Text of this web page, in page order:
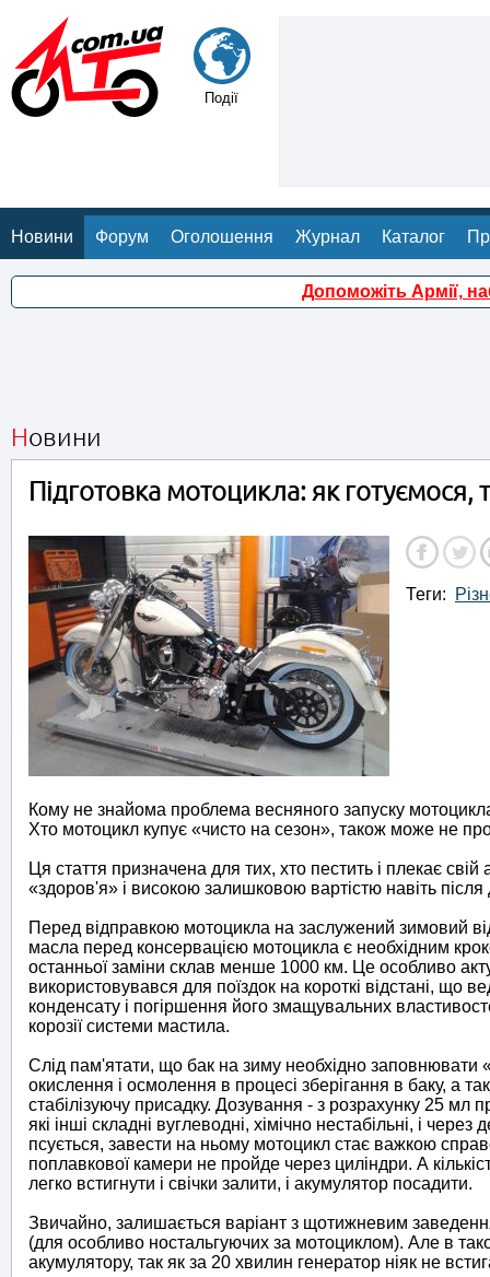
Події
Новини Форум Оголошення Журнал Каталог
Допоможіть Армії,
Новини
Підготовка мотоцикла: як готуємося,
Теги:
Кому не знайома проблема весняного запуску
Хто мотоцикл купує «чисто на сезон», також може не
Ця стаття призначена для тих, хто пестить і плекає
«здоров'я» і високою залишковою вартістю навіть після
Перед відправкою мотоцикла на заслужений зимовий
масла перед консервацією мотоцикла є необхідним
останньої заміни склав менше 1000 км. Це особливо
використовувався для поїздок на короткі відстані,
конденсату і погіршення його змащувальних
корозії системи мастила.
Слід пам'ятати, що бак на зиму необхідно заповнювати
окислення і осмолення в процесі зберігання в баку, а
стабілізуючу присадку. Дозування - з розрахунку 25
які інші складні вуглеводні, хімічно нестабільні, і
псується, завести на ньому мотоцикл стає важкою
поплавкової камери не пройде через циліндри. А
легко встигнути і свічки залити, і акумулятор посадити.
Звичайно, залишається варіант з щотижневим
(для особливо ностальгуючих за мотоциклом). Але в
акумулятору, так як за 20 хвилин генератор ніяк не